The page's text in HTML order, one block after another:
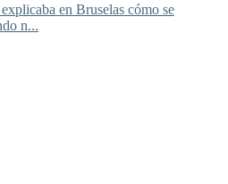
en Bruselas cómo se
n...